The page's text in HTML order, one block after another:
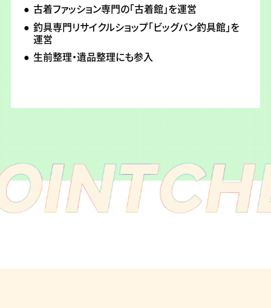
古着ファッション専門の「古着館」を運営
釣具専門リサイクルショップ「ビッグバン釣具館」を
運営
生前整理・遺品整理にも参入